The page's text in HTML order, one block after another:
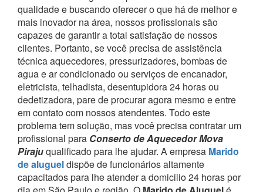
qualidade e buscando oferecer o que há de melhor e
mais inovador na área, nossos profissionais são
capazes de garantir a total satisfação de nossos
clientes. Portanto, se você precisa de assistência
técnica aquecedores, pressurizadores, bombas de
agua e ar condicionado ou serviços de encanador,
eletricista, telhadista, desentupidora 24 horas ou
dedetizadora, pare de procurar agora mesmo e entre
em contato com nossos atendentes. Todo este
problema tem solução, mas você precisa contratar um
profissional para Conserto de Aquecedor Mova
Pirajuqualificado para lhe ajudar. A empresa Marido
de alugueldispõe de funcionários altamente
capacitados para lhe atender a domicilio 24 horas por